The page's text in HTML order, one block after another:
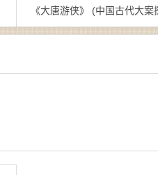
《大唐游侠》 (中国古代大案探奇录系